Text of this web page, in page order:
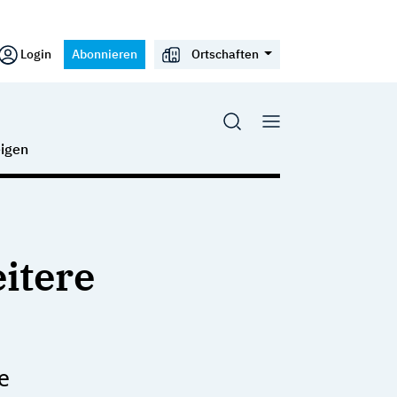
Login Abonnieren Ortschaften